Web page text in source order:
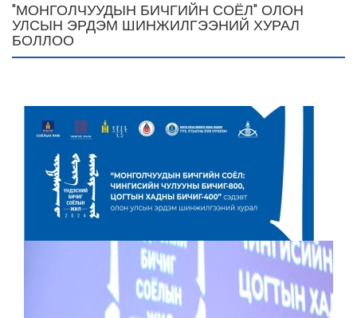
"МОНГОЛЧУУДЫН БИЧГИЙН СОЁЛ" ОЛОН
УЛСЫН ЭРДЭМ ШИНЖИЛГЭЭНИЙ ХУРАЛ
БОЛЛОО